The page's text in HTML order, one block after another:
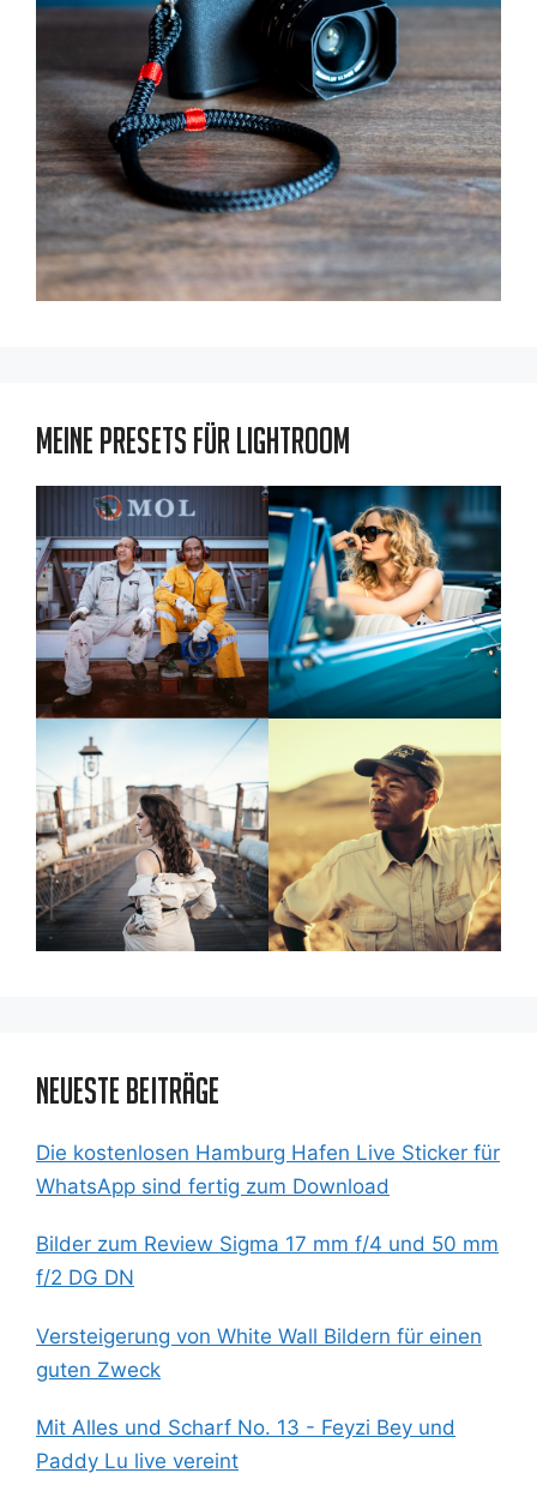
Meine Presets für Lightroom
Neueste Beiträge
Die kostenlosen Hamburg Hafen Live Sticker für
WhatsApp sind fertig zum Download
Bilder zum Review Sigma 17 mm f/4 und 50 mm
f/2 DG DN
Versteigerung von White Wall Bildern für einen
guten Zweck
Mit Alles und Scharf No. 13 - Feyzi Bey und
Paddy Lu live vereint